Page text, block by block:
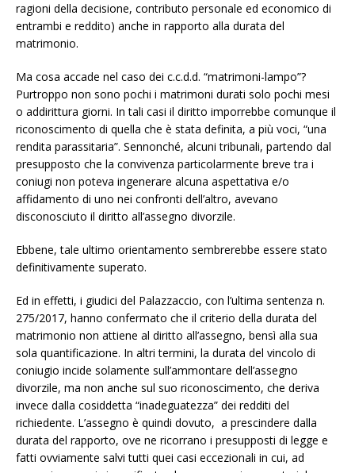
ragioni della decisione, contributo personale ed economico di
entrambi e reddito) anche in rapporto alla durata del
matrimonio.
Ma cosa accade nel caso dei c.c.d.d. “matrimoni-lampo”?
Purtroppo non sono pochi i matrimoni durati solo pochi mesi
o addirittura giorni. In tali casi il diritto imporrebbe comunque il
riconoscimento di quella che è stata definita, a più voci, “una
rendita parassitaria”. Sennonché, alcuni tribunali, partendo dal
presupposto che la convivenza particolarmente breve tra i
coniugi non poteva ingenerare alcuna aspettativa e/o
affidamento di uno nei confronti dell’altro, avevano
disconosciuto il diritto all’assegno divorzile.
Ebbene, tale ultimo orientamento sembrerebbe essere stato
definitivamente superato.
Ed in effetti, i giudici del Palazzaccio, con l’ultima sentenza n.
275/2017, hanno confermato che il criterio della durata del
matrimonio non attiene al diritto all’assegno, bensì alla sua
sola quantificazione. In altri termini, la durata del vincolo di
coniugio incide solamente sull’ammontare dell’assegno
divorzile, ma non anche sul suo riconoscimento, che deriva
invece dalla cosiddetta “inadeguatezza” dei redditi del
richiedente. L’assegno è quindi dovuto, a prescindere dalla
durata del rapporto, ove ne ricorrano i presupposti di legge e
fatti ovviamente salvi tutti quei casi eccezionali in cui, ad